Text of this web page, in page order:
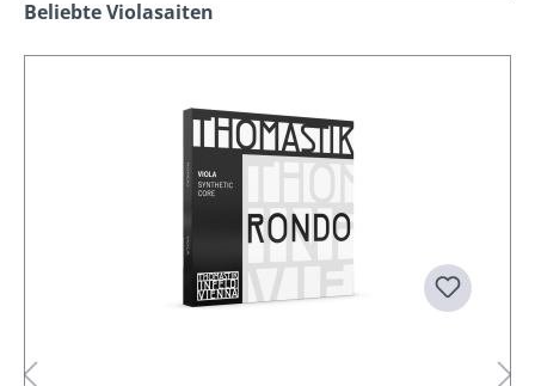
Produktgalerie überspringen
Beliebte Violasaiten